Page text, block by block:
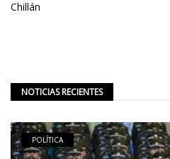
Chillán
NOTICIAS RECIENTES
POLÍTICA